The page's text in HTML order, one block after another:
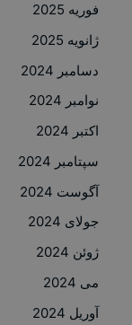
فوریه 2025
ژانویه 2025
دسامبر 2024
نوامبر 2024
اکتبر 2024
سپتامبر 2024
آگوست 2024
جولای 2024
ژوئن 2024
می 2024
آوریل 2024